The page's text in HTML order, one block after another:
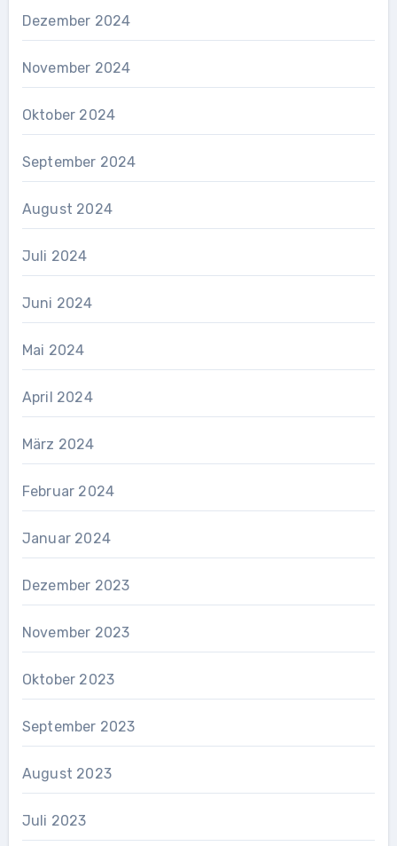
Dezember 2024
November 2024
Oktober 2024
September 2024
August 2024
Juli 2024
Juni 2024
Mai 2024
April 2024
März 2024
Februar 2024
Januar 2024
Dezember 2023
November 2023
Oktober 2023
September 2023
August 2023
Juli 2023